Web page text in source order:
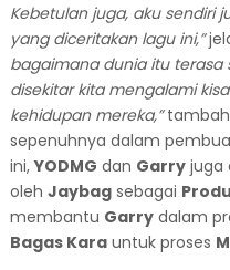
Kebetulan juga, aku sendiri
yang diceritakan lagu ini,”
bagaimana dunia itu
disekitar kita mengalami
kehidupan mereka,”
sepenuhnya dalam
ini,YODMG dan Garryjuga
oleh Jaybagsebagai
membantu Garrydalam
Bagas Karauntuk proses